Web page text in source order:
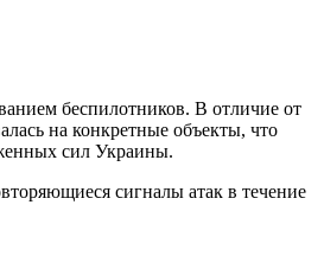
беспилотников. В отличие от
на конкретные объекты, что
сил Украины.
сигналы атак в течение